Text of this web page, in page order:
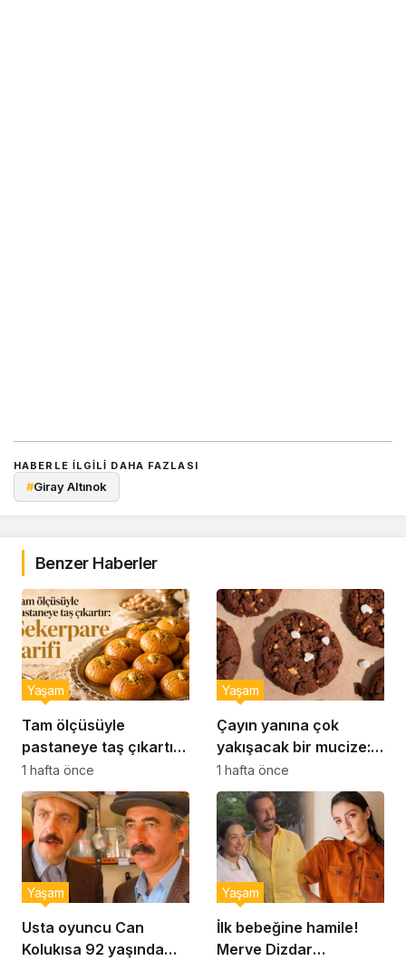
HABERLE ILGILI DAHA FAZLASI
#Giray Altınok
Benzer Haberler
Tam ölçüsüyle
pastaneye taş çıkartır:
Şekerpare tarifi
Yaşam
1 hafta önce
Çayın yanına çok
yakışacak bir mucize:
Brownie tadında ıslak
kurabiye tarifi…
Yaşam
1 hafta önce
Usta oyuncu Can
Kolukısa 92 yaşında
Yaşam
İlk bebeğine hamile!
Merve Dizdar
Yaşam